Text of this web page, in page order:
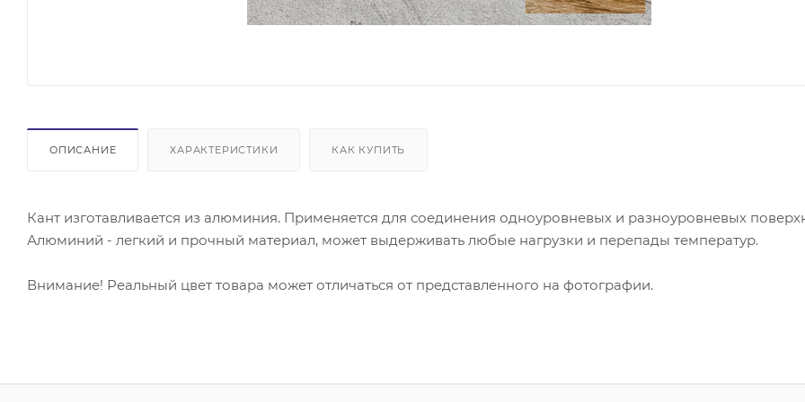
ОПИСАНИЕ ХАРАКТЕРИСТИКИ КАК КУПИТЬ
Кант изготавливается из алюминия. Применяется для соединения одноуровневых и разноуровневых
Алюминий - легкий и прочный материал, может выдерживать любые нагрузки и перепады температур.
Внимание! Реальный цвет товара может отличаться от представленного на фотографии.